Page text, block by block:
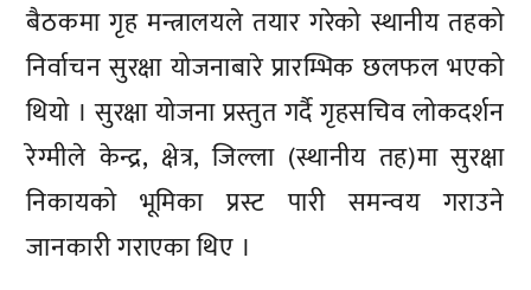
बैठकमा गृह मन्त्रालयले तयार गरेको स्थानीय तहको
निर्वाचन सुरक्षा योजनाबारे प्रारम्भिक छलफल भएको
थियो । सुरक्षा योजना प्रस्तुत गर्दै गृहसचिव लोकदर्शन
रेग्मीले केन्द्र, क्षेत्र, जिल्ला (स्थानीय तह)मा सुरक्षा
निकायको भूमिका प्रस्ट पारी समन्वय गराउने
जानकारी गराएका थिए ।